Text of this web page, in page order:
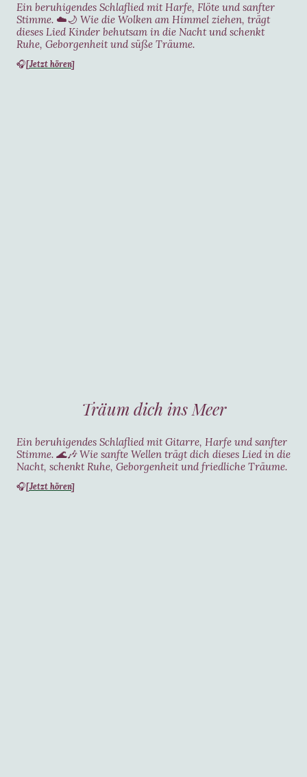
Ein beruhigendes Schlaflied mit Harfe, Flöte und sanfter
Stimme. ☁️🌙 Wie die Wolken am Himmel ziehen, trägt
dieses Lied Kinder behutsam in die Nacht und schenkt
Ruhe, Geborgenheit und süße Träume.
🎧[Jetzt hören]
Träum dich ins Meer
Ein beruhigendes Schlaflied mit Gitarre, Harfe und sanfter
Stimme. 🌊🎶 Wie sanfte Wellen trägt dich dieses Lied in die
Nacht, schenkt Ruhe, Geborgenheit und friedliche Träume.
🎧[Jetzt hören]